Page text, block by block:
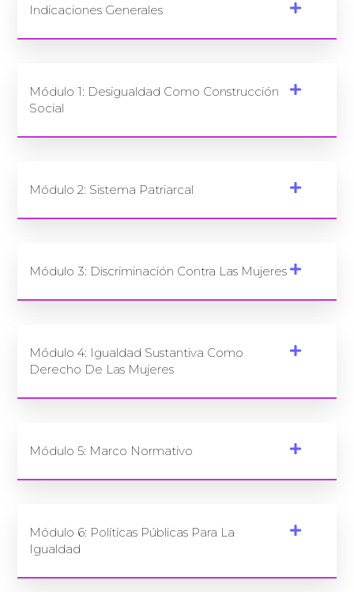
Indicaciones Generales
Módulo 1: Desigualdad Como Construcción
Social
Módulo 2: Sistema Patriarcal
Módulo 3: Discriminación Contra Las Mujeres
Módulo 4: Igualdad Sustantiva Como
Derecho De Las Mujeres
Módulo 5: Marco Normativo
Módulo 6: Políticas Públicas Para La
Igualdad